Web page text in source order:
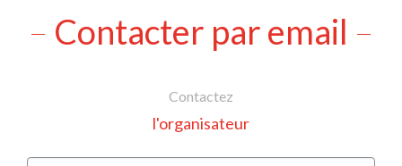
Contacter par email
Contactez
l'organisateur